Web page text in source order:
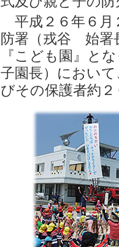
平成２６年６月
防署（戎谷 始署
『こども園』と
子園長）におい
びその保護者約